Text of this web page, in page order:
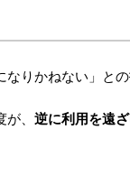
りかねない」との
、 逆に利用を遠